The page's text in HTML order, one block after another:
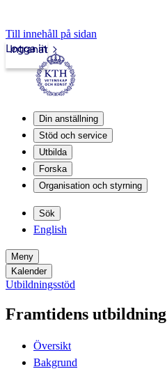
Till innehåll på sidan
Intranät
Logga in
Din anställning
Stöd och service
Utbilda
Forska
Organisation och styrning
Sök
English
Meny
Kalender
Utbildningsstöd
Framtidens utbildning
Översikt
Bakgrund